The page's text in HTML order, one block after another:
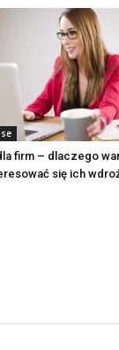
firm – dlaczego
się ich